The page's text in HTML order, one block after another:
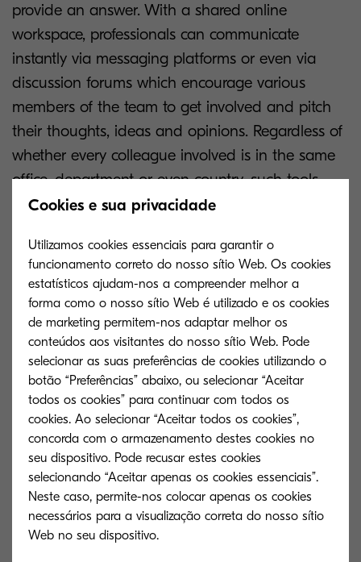
provide an answer. With a shared online
workspace, professionals can communicate
instantly via messaging platforms or even via
discussion forums which encourage various
members of the team to get involved and pitch
their thoughts, ideas and opinions. Regardless of
whether every colleague involved is in the same
office, department or even country, such tools
make working together on a project simple and
possible.
Combining in this way leads to a clear and direct
impact for the company, who benefits from a
more creative workforce that works more
efficiently and as a result cuts costs. Beyond that
though, staff are more motivated when working
on collaborative projects and feel happier in the
long-term, particularly amongst the younger
generation of the workforce. As such, productivity
increases even further and management can
ensure that everyone throughout the
organisation is satisfied with the working
Cookies e sua privacidade
Utilizamos cookies essenciais para garantir o
funcionamento correto do nosso sítio Web. Os cookies
estatísticos ajudam-nos a compreender melhor a
forma como o nosso sítio Web é utilizado e os cookies
de marketing permitem-nos adaptar melhor os
conteúdos aos visitantes do nosso sítio Web. Pode
selecionar as suas preferências de cookies utilizando o
botão “Preferências” abaixo, ou selecionar “Aceitar
todos os cookies” para continuar com todos os
cookies. Ao selecionar “Aceitar todos os cookies”,
concorda com o armazenamento destes cookies no
seu dispositivo. Pode recusar estes cookies
selecionando “Aceitar apenas os cookies essenciais”.
Neste caso, permite-nos colocar apenas os cookies
necessários para a visualização correta do nosso sítio